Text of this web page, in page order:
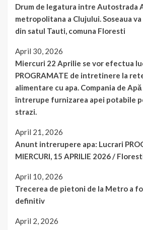
Drum de legatura intre Autostrada
metropolitana a Clujului. Soseaua
din satul Tauti, comuna Floresti
April 30, 2026
Miercuri 22 Aprilie se vor efectua
PROGRAMATE de intretinere la
alimentare cu apa. Compania de Apă
întrerupe furnizarea apei potabile
strazi.
April 21, 2026
Anunt intrerupere apa: Lucrari
MIERCURI, 15 APRILIE 2026 /
April 10, 2026
Trecerea de pietoni de la Metro a
definitiv
April 2, 2026